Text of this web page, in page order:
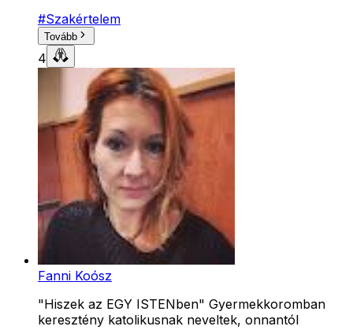
#Szakértelem
Tovább
4
Fanni Koósz
"Hiszek az EGY ISTENben" Gyermekkoromban
keresztény katolikusnak neveltek, onnantól